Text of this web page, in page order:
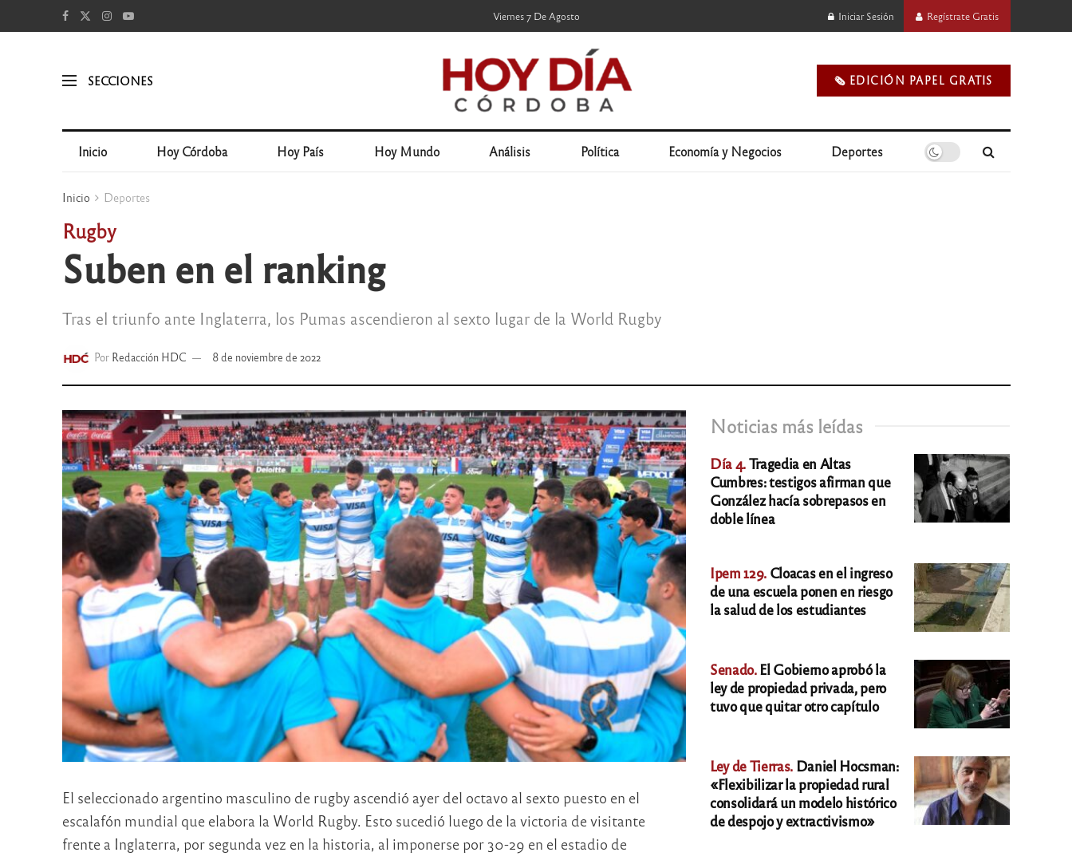
Viernes 7 De Agosto Iniciar Sesión Regístrate Gratis
SECCIONES 🗞️ EDICIÓN PAPEL GRATIS
Inicio Hoy Córdoba Hoy País Hoy Mundo Análisis Política Economía y Negocios Deportes
Inicio Deportes
Rugby
Suben en el ranking
Tras el triunfo ante Inglaterra, los Pumas ascendieron al sexto lugar de la World Rugby
Por Redacción HDC 8 de noviembre de 2022
El seleccionado argentino masculino de rugby ascendió ayer del octavo al sexto puesto en el
escalafón mundial que elabora la World Rugby. Esto sucedió luego de la victoria de visitante
frente a Inglaterra, por segunda vez en la historia, al imponerse por 30-29 en el estadio de
Noticias más leídas
Día 4.Tragedia en Altas
Cumbres: testigos afirman que
González hacía sobrepasos en
doble línea
Ipem 129. Cloacas en el ingreso
de una escuela ponen en riesgo
la salud de los estudiantes
Senado.El Gobierno aprobó la
ley de propiedad privada, pero
tuvo que quitar otro capítulo
Ley de Tierras. Daniel Hocsman:
«Flexibilizar la propiedad rural
consolidará un modelo histórico
de despojo y extractivismo»